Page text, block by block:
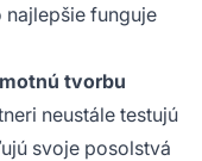
najlepšie funguje
tvorbu
neustále testujú
svoje posolstvá